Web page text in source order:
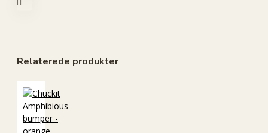
Relaterede produkter